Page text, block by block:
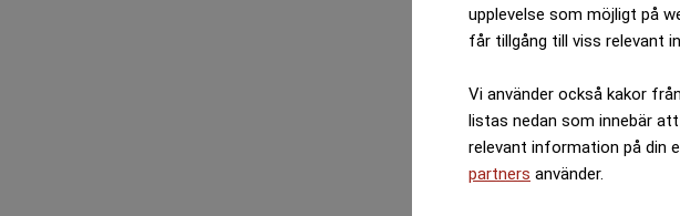
upplevelse som möjligt på
får tillgång till viss relevant
Vi använder också kakor
listas nedan som innebär
relevant information på din
partners använder.